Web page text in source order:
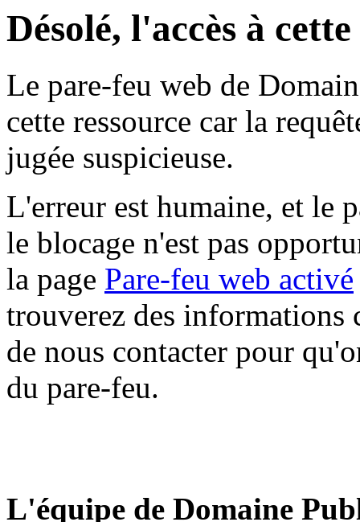
Désolé, l'accès à
Le pare-feu web de
cette ressource car la
jugée suspicieuse.
L'erreur est humaine, et le
le blocage n'est pas
la page Pare-feu web activé
trouverez des informations
de nous contacter pour
du pare-feu.
L'équipe de Domaine